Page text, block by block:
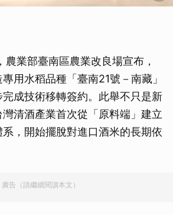
業部臺南區農業改良場宣布，
用水稻品種「臺南21號－南藏」
成技術移轉簽約。此舉不只是新
清酒產業首次從「原料端」建立
，開始擺脫對進口酒米的長期依
廣告（請繼續閱讀本文）